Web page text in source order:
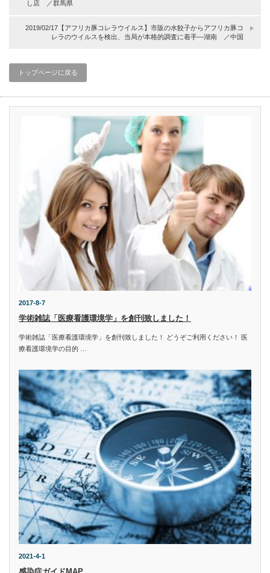
し店 ／群馬県
2019/02/17【アフリカ豚コレラウイルス】市販の水餃子からアフリカ豚コ
レラのウイルスを検出、当局が本格的調査に着手―湖南 ／中国
トップページに戻る
2017-8-7
学術雑誌「医療看護環境学」を創刊致しました！
学術雑誌「医療看護環境学」を創刊致しました！ どうぞご利用ください！ 医
療看護環境学の目的 …
2021-4-1